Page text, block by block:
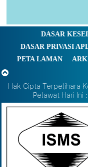
DASAR
DASAR PRIVASI
PETA LAMAN
Hak Cipta Terpelihara
Pelawat Hari Ini